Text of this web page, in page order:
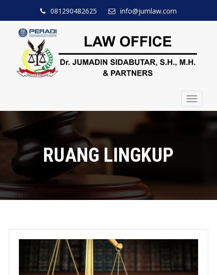
081290482625 info@jumlaw.com
Toggle
RUANG LINGKUP